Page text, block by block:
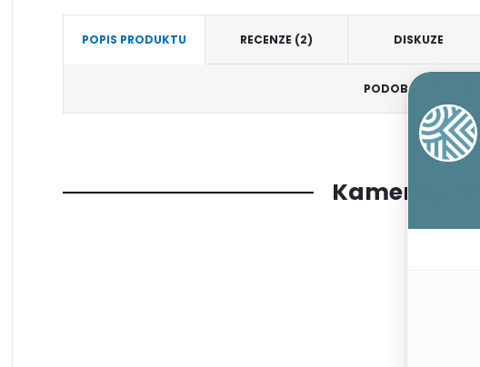
POPIS PRODUKTU RECENZE (2) DISKUZE
PODOBNÉ
Kamenný